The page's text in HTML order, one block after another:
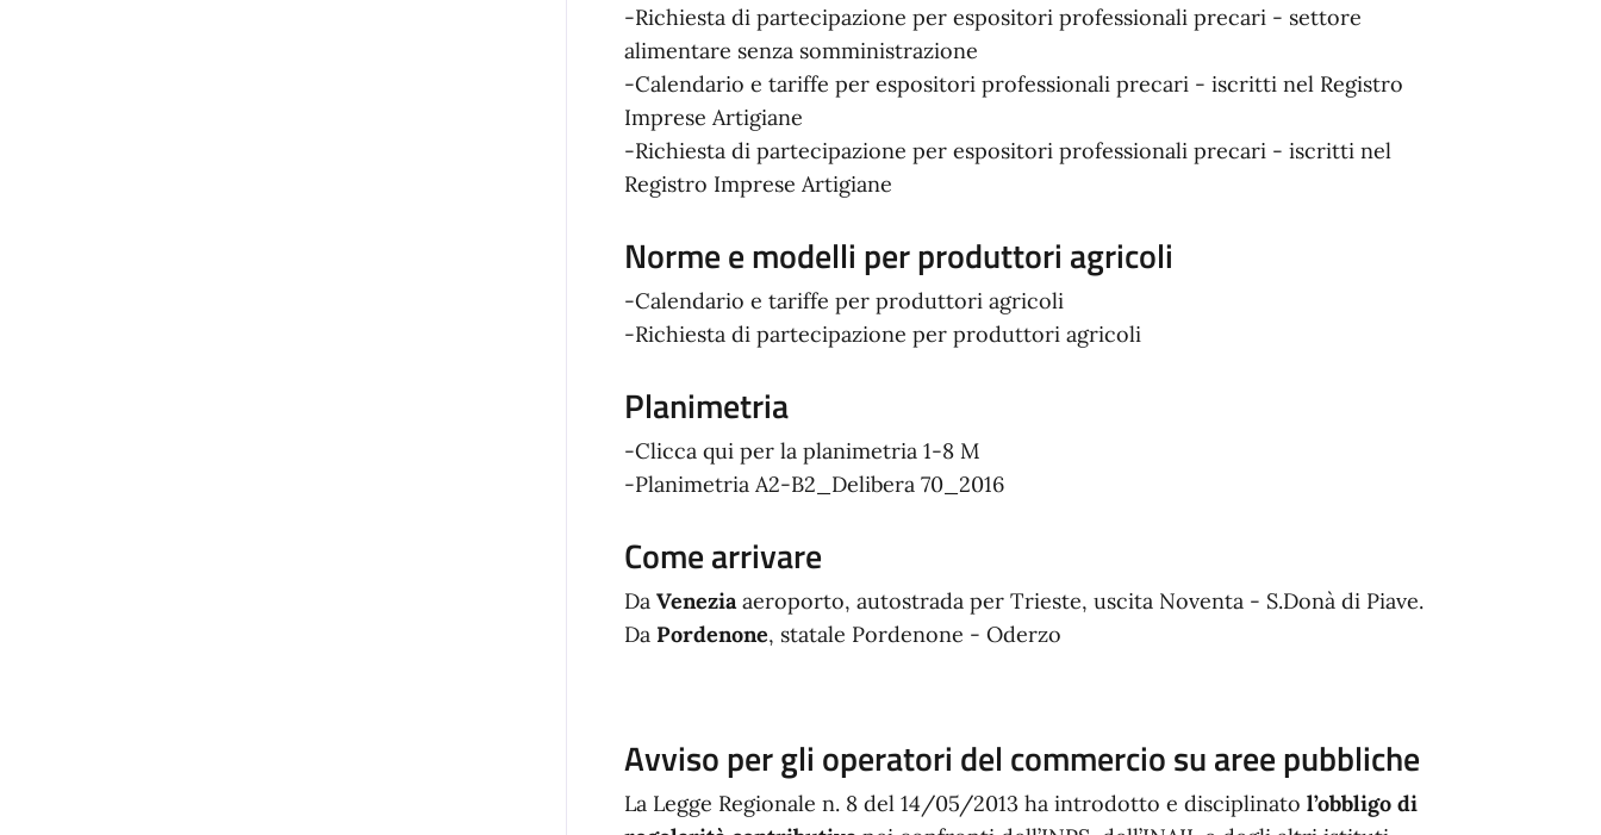
-Richiesta di partecipazione per espositori professionali precari - settore
alimentare senza somministrazione
-Calendario e tariffe per espositori professionali precari - iscritti nel Registro
Imprese Artigiane
-Richiesta di partecipazione per espositori professionali precari - iscritti nel
Registro Imprese Artigiane
Norme e modelli per produttori agricoli
-Calendario e tariffe per produttori agricoli
-Richiesta di partecipazione per produttori agricoli
Planimetria
-Clicca qui per la planimetria 1-8 M
-Planimetria A2-B2_Delibera 70_2016
Come arrivare
Da Veneziaaeroporto, autostrada per Trieste, uscita Noventa - S.Donà di Piave.
Da Pordenone, statale Pordenone - Oderzo
Avviso per gli operatori del commercio su aree pubbliche
La Legge Regionale n. 8 del 14/05/2013 ha introdotto e disciplinato l’obbligo di